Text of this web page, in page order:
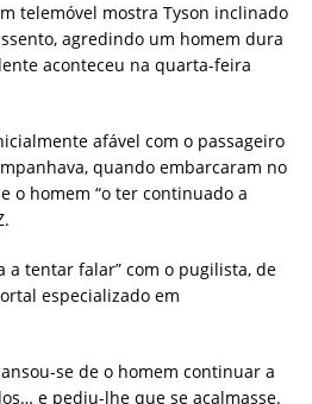
telemóvel mostra Tyson inclinado
agredindo um homem dura
aconteceu na quarta-feira
afável com o passageiro
quando embarcaram no
o homem “o ter continuado a
a tentar falar” com o pugilista, de
especializado em
se de o homem continuar a
e pediu-lhe que se acalmasse.